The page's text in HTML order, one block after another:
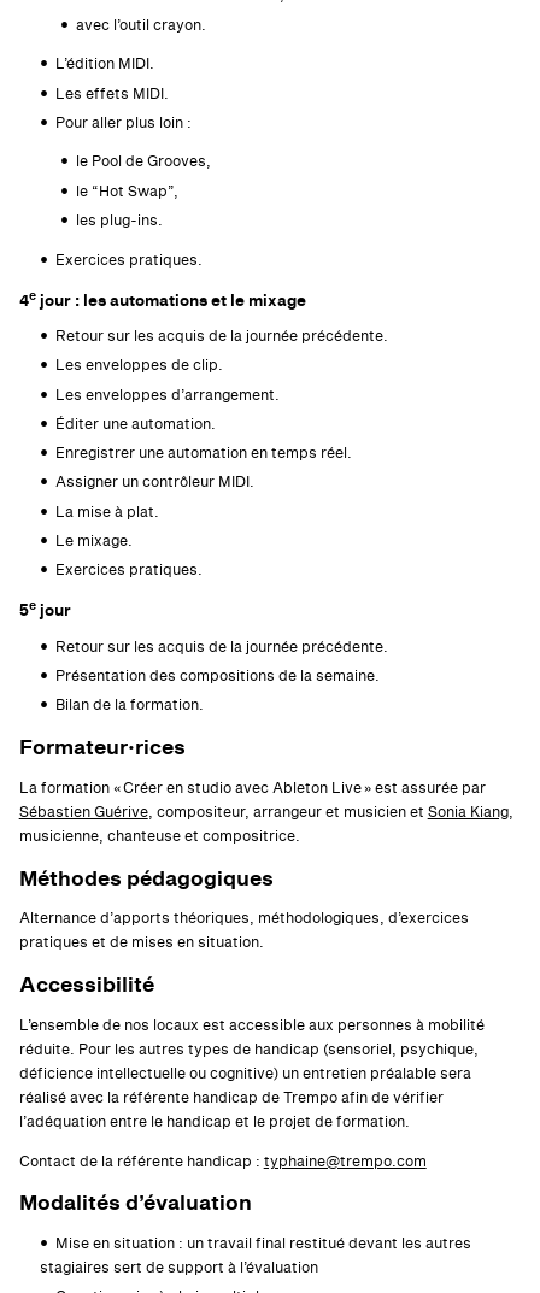
avec l’outil crayon.
L’édition MIDI.
Les effets MIDI.
Pour aller plus loin :
le Pool de Grooves,
le “Hot Swap”,
les plug-ins.
Exercices pratiques.
4ejour : les automations et le mixage
Retour sur les acquis de la journée précédente.
Les enveloppes de clip.
Les enveloppes d’arrangement.
Éditer une automation.
Enregistrer une automation en temps réel.
Assigner un contrôleur MIDI.
La mise à plat.
Le mixage.
Exercices pratiques.
5ejour
Retour sur les acquis de la journée précédente.
Présentation des compositions de la semaine.
Bilan de la formation.
Formateur·rices
La formation « Créer en studio avec Ableton Live » est assurée par
Sébastien Guérive, compositeur, arrangeur et musicien et Sonia Kiang,
musicienne, chanteuse et compositrice.
Méthodes pédagogiques
Alternance d’apports théoriques, méthodologiques, d’exercices
pratiques et de mises en situation.
Accessibilité
L’ensemble de nos locaux est accessible aux personnes à mobilité
réduite. Pour les autres types de handicap (sensoriel, psychique,
déficience intellectuelle ou cognitive) un entretien préalable sera
réalisé avec la référente handicap de Trempo afin de vérifier
l’adéquation entre le handicap et le projet de formation.
Contact de la référente handicap : typhaine@trempo.com
Modalités d’évaluation
Mise en situation : un travail final restitué devant les autres
stagiaires sert de support à l’évaluation